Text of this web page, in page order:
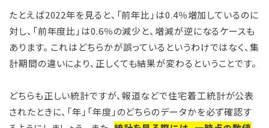
たとえば2022年を見ると、「前年比」は0.4％増加しているのに
対し、「前年度比」は0.6％の減少と、増減が逆になるケースも
あります。 これはどちらかが誤っているというわけではなく、集
計期間の違いにより、正しくても結果が変わるということです。
どちらも正しい統計ですが、報道などで住宅着工統計が公表
されたときに、「年」「年度」のどちらのデータかを必ず確認す